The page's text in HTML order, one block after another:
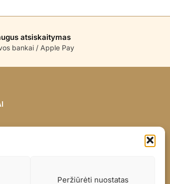
Peržiūrėti nuostatas
atsiskaitymas
bankai / Apple Pay